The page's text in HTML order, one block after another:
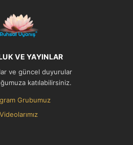
VE YAYINLAR
ve güncel duyurular
katılabilirsiniz.
Grubumuz
Videolarımız